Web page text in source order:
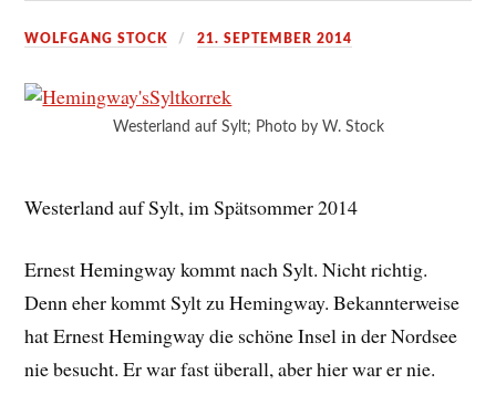
WOLFGANG STOCK 21. SEPTEMBER 2014
Westerland auf Sylt; Photo by W. Stock
Westerland auf Sylt, im Spätsommer 2014
Ernest Hemingway kommt nach Sylt. Nicht richtig.
Denn eher kommt Sylt zu Hemingway. Bekannterweise
hat Ernest Hemingway die schöne Insel in der Nordsee
nie besucht. Er war fast überall, aber hier war er nie.